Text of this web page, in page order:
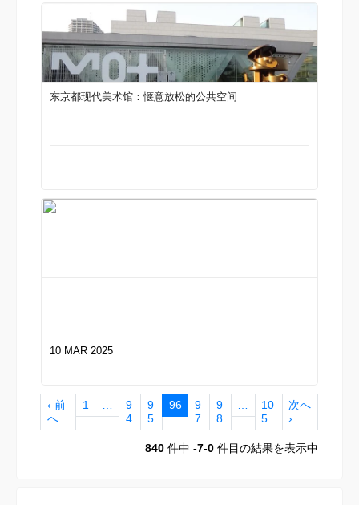
东京都现代美术馆：惬意放松的公共空间
10 MAR 2025
‹ 前
へ
1
9
4
9
5
96
9
7
9
8
10
5
次へ
›
840 件中 -7-0 件目の結果を表示中